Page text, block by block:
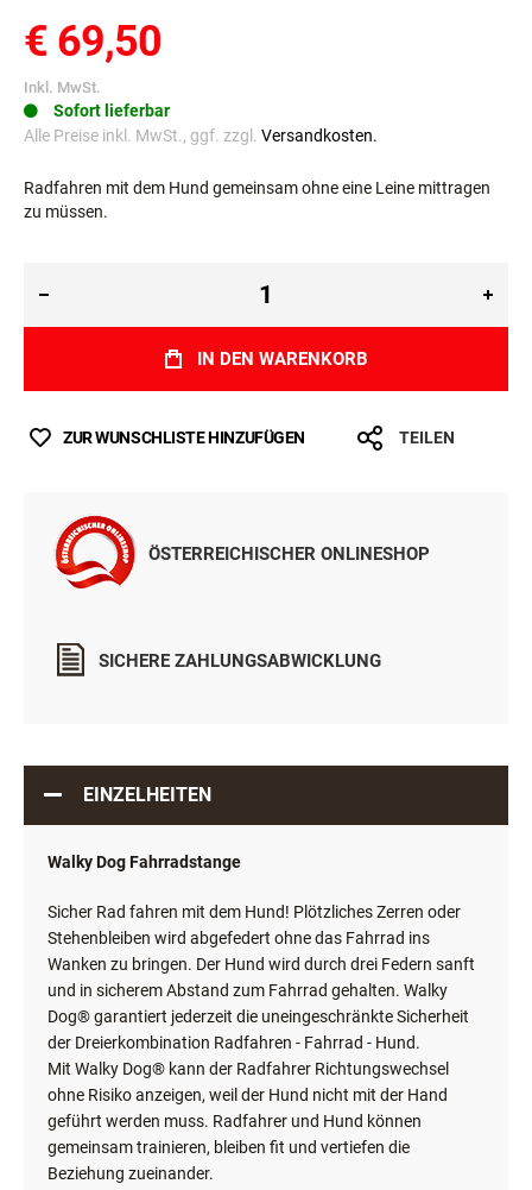
€ 69,50
Inkl. MwSt.
Sofort lieferbar
Alle Preise inkl. MwSt., ggf. zzgl. Versandkosten.
Radfahren mit dem Hund gemeinsam ohne eine Leine mittragen
zu müssen.
IN DEN WARENKORB
ZUR WUNSCHLISTE HINZUFÜGEN TEILEN
ÖSTERREICHISCHER ONLINESHOP
SICHERE ZAHLUNGSABWICKLUNG
EINZELHEITEN
Walky Dog Fahrradstange
Sicher Rad fahren mit dem Hund! Plötzliches Zerren oder
Stehenbleiben wird abgefedert ohne das Fahrrad ins
Wanken zu bringen. Der Hund wird durch drei Federn sanft
und in sicherem Abstand zum Fahrrad gehalten. Walky
Dog® garantiert jederzeit die uneingeschränkte Sicherheit
der Dreierkombination Radfahren - Fahrrad - Hund.
Mit Walky Dog® kann der Radfahrer Richtungswechsel
ohne Risiko anzeigen, weil der Hund nicht mit der Hand
geführt werden muss. Radfahrer und Hund können
gemeinsam trainieren, bleiben fit und vertiefen die
Beziehung zueinander.